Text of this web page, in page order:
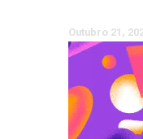
Outubro 21,